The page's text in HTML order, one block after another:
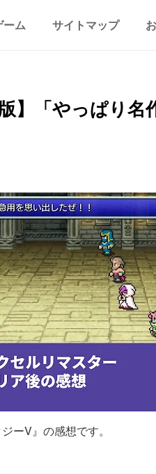
ーム サイトマップ
】「やっぱり名
ーV』の感想です。